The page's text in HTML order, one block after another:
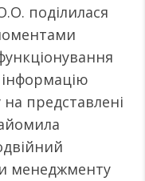
поділилася
представлені
менеджменту